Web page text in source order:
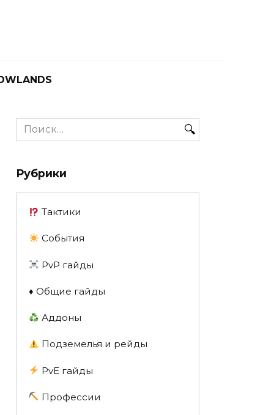
Search
for:
Рубрики
Тактики
События
PvP гайды
♦️ Общие гайды
Аддоны
Подземелья и рейды
PvE гайды
Профессии